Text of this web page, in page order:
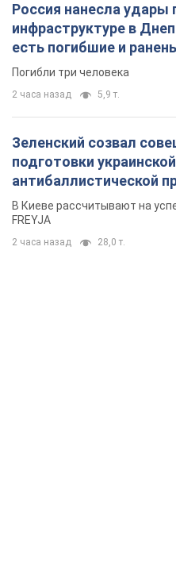
Россия нанесла удары
инфраструктуре в
есть погибшие и
Погибли три человека
2 часа назад 5,9 т.
Зеленский созвал
подготовки
антибаллистической
решения готовятся
В Киеве рассчитывают на
FREYJA
2 часа назад 28,0 т.